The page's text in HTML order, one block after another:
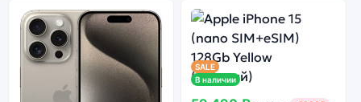
SALE
В наличии